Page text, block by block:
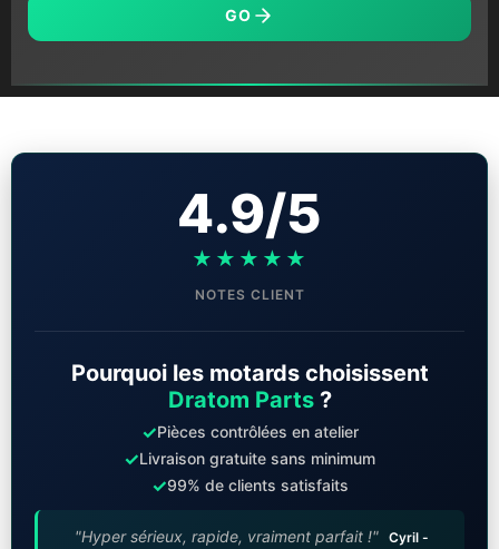
GO
4.9/5
★★★★★
NOTES CLIENT
Pourquoi les motards choisissent
Dratom Parts?
✓Pièces contrôlées en atelier
✓Livraison gratuite sans minimum
✓99% de clients satisfaits
"Hyper sérieux, rapide, vraiment parfait !" Cyril -